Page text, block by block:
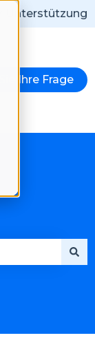
Unterstützung
Ihre Frage